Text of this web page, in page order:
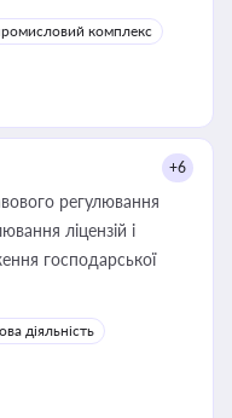
комплекс
+6
регулювання
ліцензій і
господарської
діяльність